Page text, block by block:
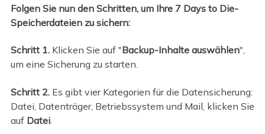
Folgen Sie nun den Schritten, um Ihre 7 Days to Die-
Speicherdateien zu sichern:
Schritt 1.Klicken Sie auf "Backup-Inhalte auswählen",
um eine Sicherung zu starten.
Schritt 2.Es gibt vier Kategorien für die Datensicherung:
Datei, Datenträger, Betriebssystem und Mail, klicken Sie
auf Datei.